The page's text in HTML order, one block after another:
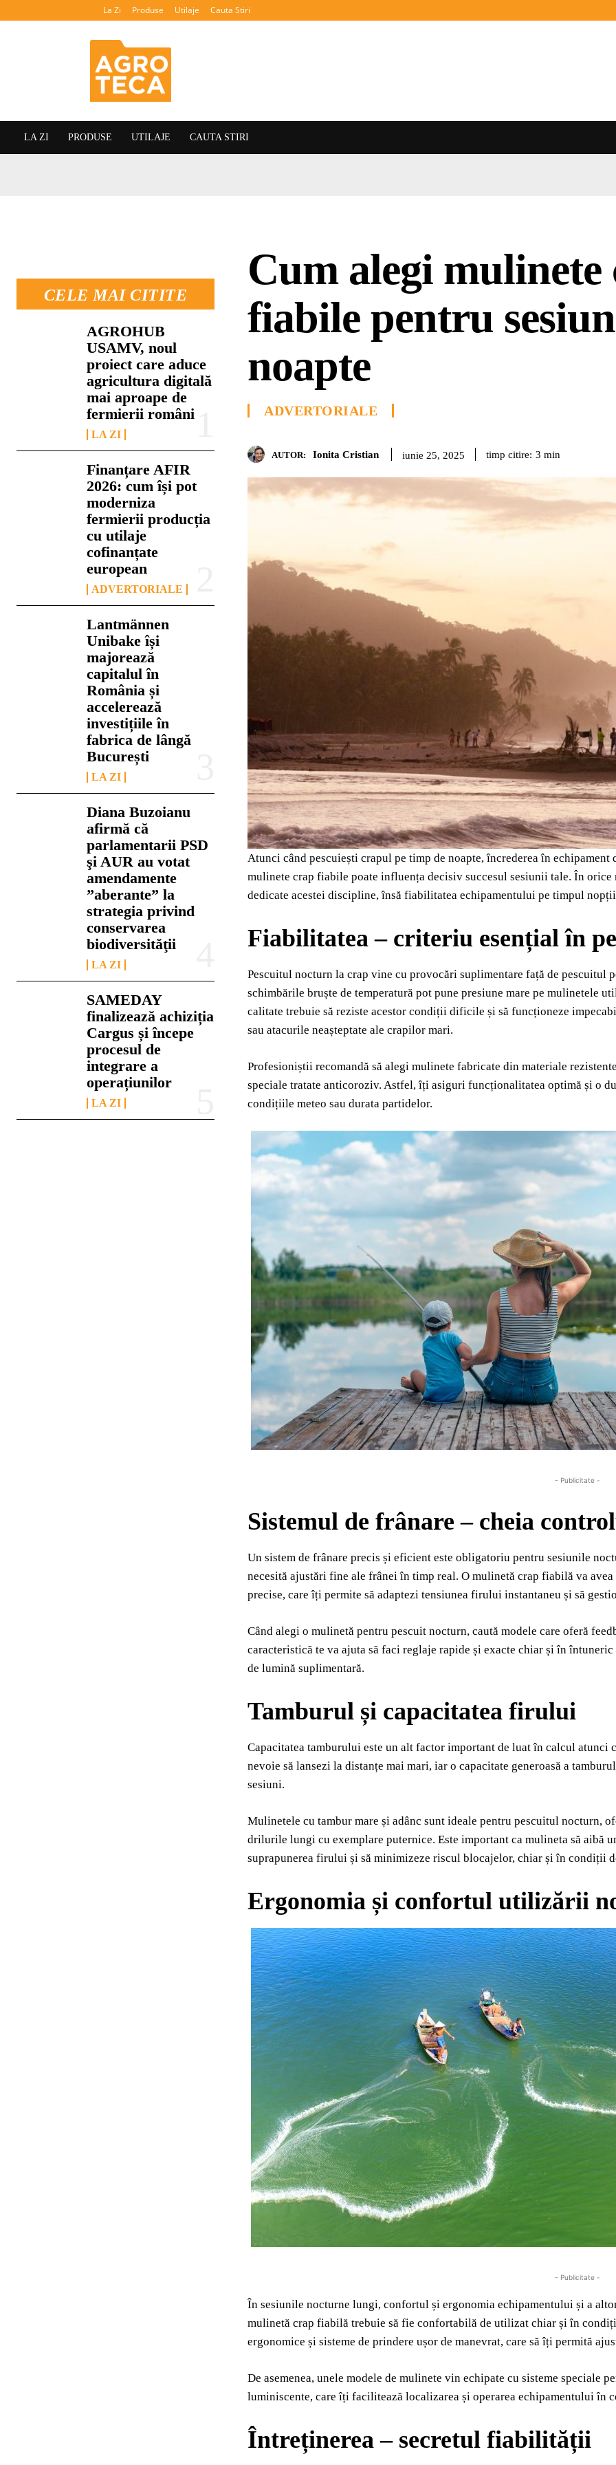
La Zi Produse Utilaje Cauta Stiri
LA ZI PRODUSE UTILAJE CAUTA STIRI
CELE MAI CITITE
AGROHUB
USAMV, noul
proiect care aduce
agricultura digitală
mai aproape de
fermierii români
LA ZI
Finanțare AFIR
2026: cum își pot
moderniza
fermierii producția
cu utilaje
cofinanțate
european
ADVERTORIALE
Lantmännen
Unibake își
majorează
capitalul în
România și
accelerează
investițiile în
fabrica de lângă
București
LA ZI
Diana Buzoianu
afirmă că
parlamentarii PSD
şi AUR au votat
amendamente
”aberante” la
strategia privind
conservarea
biodiversităţii
LA ZI
SAMEDAY
finalizează achiziția
Cargus și începe
procesul de
integrare a
operațiunilor
LA ZI
Cum alegi mulinete
fiabile pentru
noapte
ADVERTORIALE
AUTOR: Ionita Cristian iunie 25, 2025 timp citire: 3 min
Atunci când pescuiești crapul pe timp de noapte, încrederea în
mulinete crap fiabile poate influența decisiv succesul sesiunii tale. În
dedicate acestei discipline, însă fiabilitatea echipamentului pe timpul
Fiabilitatea – criteriu esențial în
Pescuitul nocturn la crap vine cu provocări suplimentare față de pescuitul
schimbările bruște de temperatură pot pune presiune mare pe mulinetele
calitate trebuie să reziste acestor condiții dificile și să funcționeze
sau atacurile neașteptate ale crapilor mari.
Profesioniștii recomandă să alegi mulinete fabricate din materiale
speciale tratate anticoroziv. Astfel, îți asiguri funcționalitatea optimă și o
condițiile meteo sau durata partidelor.
- Publicitate -
Sistemul de frânare – cheia
Un sistem de frânare precis și eficient este obligatoriu pentru sesiunile
necesită ajustări fine ale frânei în timp real. O mulinetă crap fiabilă va
precise, care îți permite să adaptezi tensiunea firului instantaneu și să
Când alegi o mulinetă pentru pescuit nocturn, caută modele care oferă
caracteristică te va ajuta să faci reglaje rapide și exacte chiar și în
de lumină suplimentară.
Tamburul și capacitatea firului
Capacitatea tamburului este un alt factor important de luat în calcul
nevoie să lansezi la distanțe mai mari, iar o capacitate generoasă a
sesiuni.
Mulinetele cu tambur mare și adânc sunt ideale pentru pescuitul nocturn,
drilurile lungi cu exemplare puternice. Este important ca mulineta să aibă
suprapunerea firului și să minimizeze riscul blocajelor, chiar și în condiții
Ergonomia și confortul utilizării
- Publicitate -
În sesiunile nocturne lungi, confortul și ergonomia echipamentului și a
mulinetă crap fiabilă trebuie să fie confortabilă de utilizat chiar și în
ergonomice și sisteme de prindere ușor de manevrat, care să îți permită
De asemenea, unele modele de mulinete vin echipate cu sisteme speciale
luminiscente, care îți facilitează localizarea și operarea echipamentului în
Întreținerea – secretul fiabilității